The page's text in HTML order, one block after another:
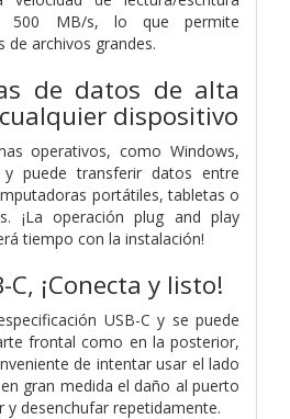
500 MB/s, lo que permite
de archivos grandes.
de datos de alta
dispositivo
operativos, como Windows,
puede transferir datos entre
portátiles, tabletas o
¡La operación plug and play
tiempo con la instalación!
C, ¡Conecta y listo!
USB-C y se puede
frontal como en la posterior,
de intentar usar el lado
gran medida el daño al puerto
y desenchufar repetidamente.